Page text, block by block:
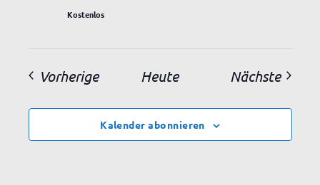
Kostenlos
VorherigeVeranstaltungen
Heute Nächste
Kalender abonnieren